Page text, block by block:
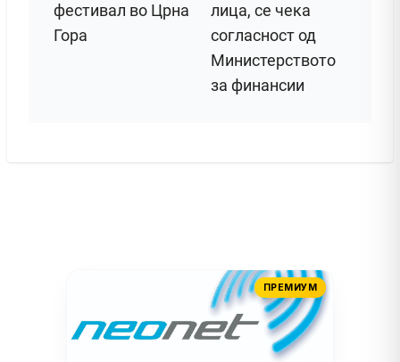
фестивал во Црна
Гора
лица, се чека
согласност од
Министерството
за финансии
ПРЕМИУМ